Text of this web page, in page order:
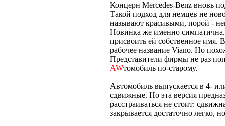
Концерн Mercedes-Benz вновь
Такой подход для немцев не
называют красивыми, порой -
Новинка же именно
присвоить ей собственное имя.
рабочее название Viano. Но
Представители фирмы не раз
AWтомобиль по-старому.
Автомобиль выпускается в 4-
сдвижные. Но эта версия
расстраиваться не стоит:
закрывается достаточно легко,